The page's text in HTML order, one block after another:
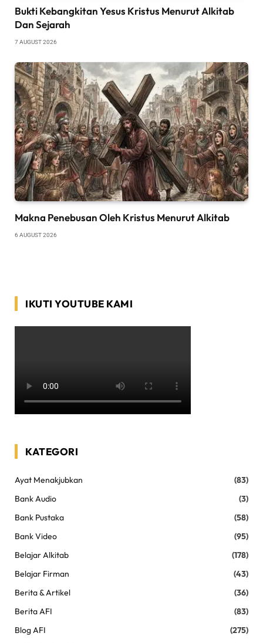
Bukti Kebangkitan Yesus Kristus Menurut Alkitab
Dan Sejarah
7 AUGUST 2026
Makna Penebusan Oleh Kristus Menurut Alkitab
6 AUGUST 2026
IKUTI YOUTUBE KAMI
KATEGORI
Ayat Menakjubkan
(83)
Bank Audio
(3)
Bank Pustaka
(58)
Bank Video
(95)
Belajar Alkitab
(178)
Belajar Firman
(43)
Berita & Artikel
(36)
Berita AFI
(83)
Blog AFI
(275)